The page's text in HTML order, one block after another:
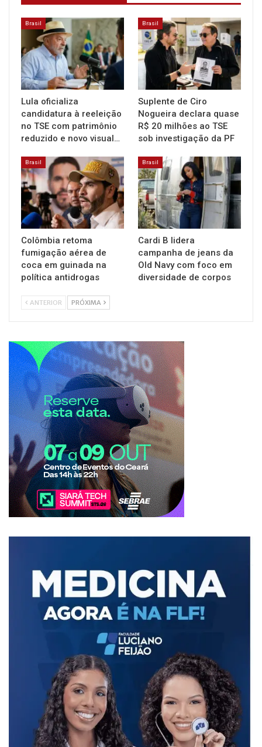
Brasil
Lula oficializa
candidatura à reeleição
no TSE com patrimônio
reduzido e novo visual…
Brasil
Suplente de Ciro
Nogueira declara quase
R$ 20 milhões ao TSE
sob investigação da PF
Brasil
Colômbia retoma
fumigação aérea de
coca em guinada na
política antidrogas
Brasil
Cardi B lidera
campanha de jeans da
Old Navy com foco em
diversidade de corpos
ANTERIOR PRÓXIMA